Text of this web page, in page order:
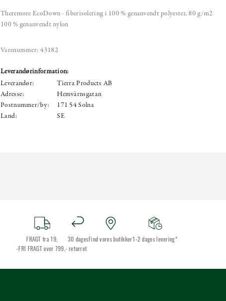
Theremore EcoDown - fiberisolering i 100 % genanvendt polyester, 80 g/m2
100 % genanvendt nylon
Varenummer: 43182
Leverandørinformation:
Leverandør:
Tierra Products AB
Adresse:
Hemvärnsgatan
Postnummer/by:
171 54 Solna
Land:
SE
FRAGT fra 19,
-FRI FRAGT over 799,-
30 dages
returret
Find vores butikker1-2 dages levering*